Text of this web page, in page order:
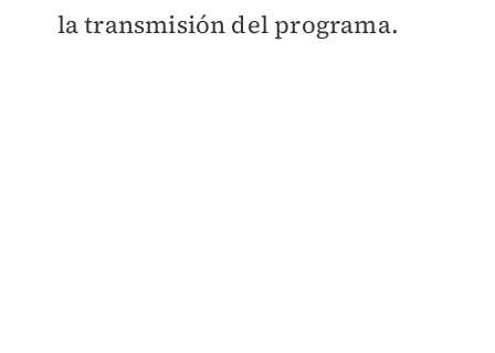
la transmisión del programa.